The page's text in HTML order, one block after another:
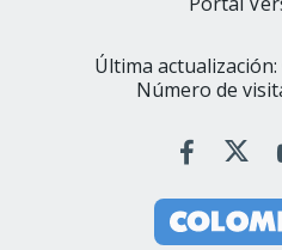
Última actualización:
Número de